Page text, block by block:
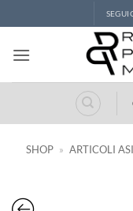
ai
contenuti
SHOP » ARTICOLI